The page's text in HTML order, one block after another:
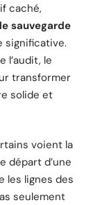
caché,
sauvegarde
significative.
l’audit, le
transformer
solide et
voient la
départ d’une
les lignes des
seulement